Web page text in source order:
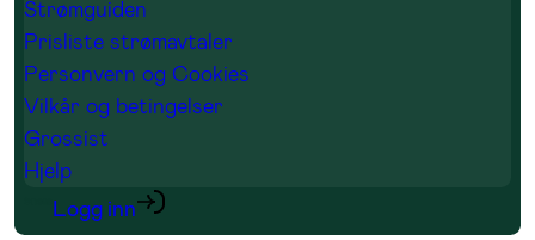
Strømguiden
Prisliste strømavtaler
Personvern og Cookies
Vilkår og betingelser
Grossist
Hjelp
Logg inn